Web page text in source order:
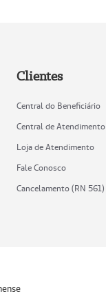
Clientes
Central do Beneficiário
Central de Atendimento
Loja de Atendimento
Fale Conosco
Cancelamento (RN 561)